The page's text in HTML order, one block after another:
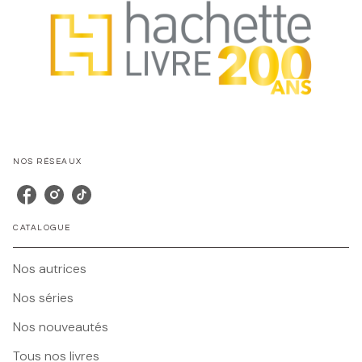
NOS RÉSEAUX
CATALOGUE
Nos autrices
Nos séries
Nos nouveautés
Tous nos livres